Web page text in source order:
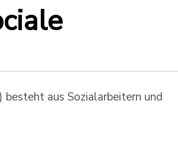
aus Sozialarbeitern und